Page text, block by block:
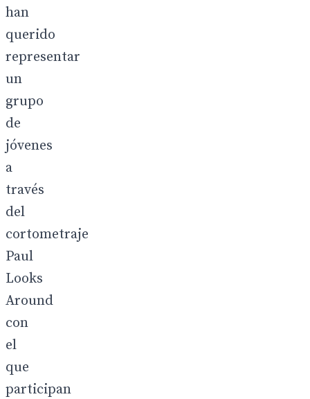
han
querido
representar
un
grupo
de
jóvenes
a
través
del
cortometraje
Paul
Looks
Around
con
el
que
participan